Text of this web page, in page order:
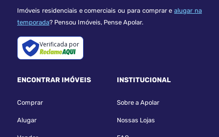
Imóveis residenciais e comerciais ou para comprar ealugar na
temporada? Pensou Imóveis, Pense Apolar.
Verificada por
ENCONTRAR IMÓVEIS
Comprar
Alugar
INSTITUCIONAL
Sobre a Apolar
Nossas Lojas